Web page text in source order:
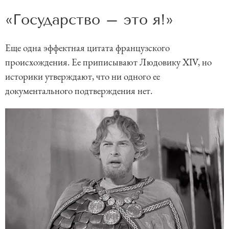
«Государство – это я!»
Еще одна эффектная цитата французского
происхождения. Ее при­писывают Людовику XIV, но
историки утверждают, что ни одного ее
документального подтверждения нет.